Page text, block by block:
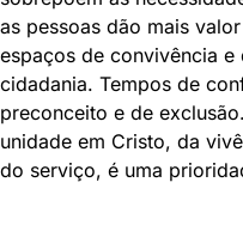
as pessoas dão mais
espaços de convivência
cidadania. Tempos de
preconceito e de
unidade em Cristo, da
do serviço, é uma